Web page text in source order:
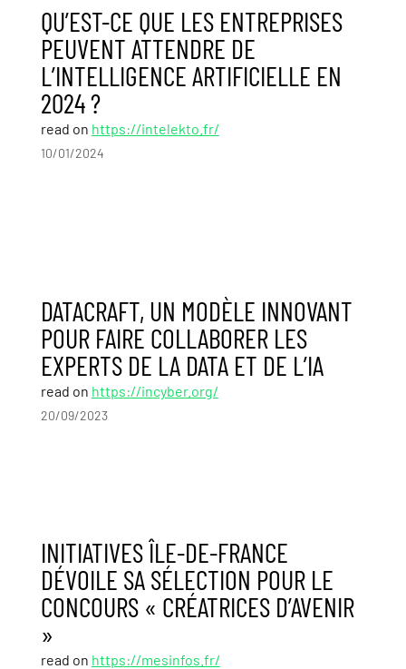
QU’EST-CE QUE LES ENTREPRISES
PEUVENT ATTENDRE DE
L’INTELLIGENCE ARTIFICIELLE EN
2024 ?
read on https://intelekto.fr/
10/01/2024
DATACRAFT, UN MODÈLE INNOVANT
POUR FAIRE COLLABORER LES
EXPERTS DE LA DATA ET DE L’IA
read on https://incyber.org/
20/09/2023
INITIATIVES ÎLE-DE-FRANCE
DÉVOILE SA SÉLECTION POUR LE
CONCOURS « CRÉATRICES D’AVENIR
»
read on https://mesinfos.fr/